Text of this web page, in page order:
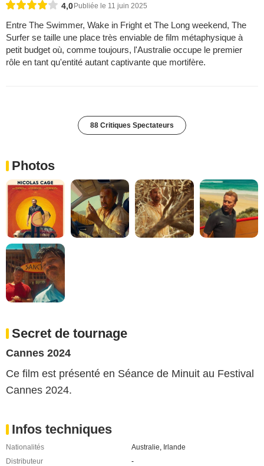
4,0Publiée le 11 juin 2025
Entre The Swimmer, Wake in Fright et The Long weekend, The
Surfer se taille une place très enviable de film métaphysique à
petit budget où, comme toujours, l'Australie occupe le premier
rôle en tant qu'entité autant captivante que mortifère.
88 Critiques Spectateurs
Photos
Secret de tournage
Cannes 2024
Ce film est présenté en Séance de Minuit au Festival
Cannes 2024.
Infos techniques
Nationalités Australie Irlande
Distributeur
-